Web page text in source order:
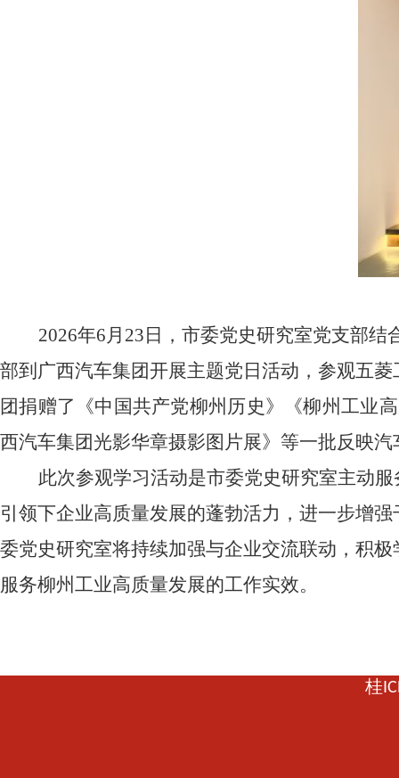
2026年6月 23 日，市委党史研究室党支部结
部到广西汽车集团开展主题党日活动，参观五
团捐赠了《中国共产党柳州历史》《柳州工
西汽车集团光影华章摄影图片展》等一批反映
此次参观学习活动是市委党史研究室主动
引领下企业高质量发展的蓬勃活力，进一步增
委党史研究室将持续加强与企业交流联动，积
服务柳州工业高质量发展的工作实效。
桂